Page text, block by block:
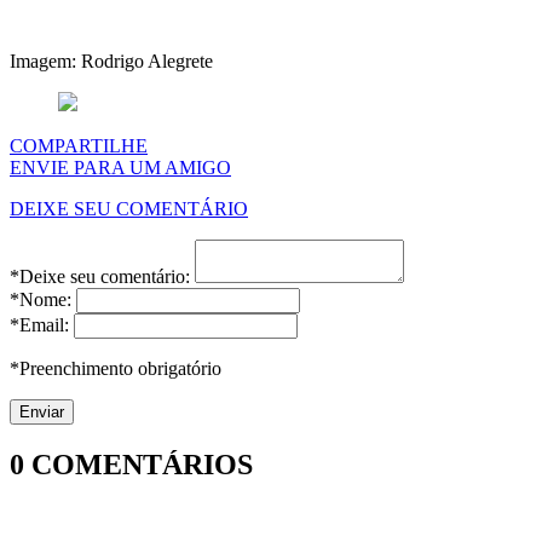
Imagem: Rodrigo Alegrete
COMPARTILHE
ENVIE PARA UM AMIGO
DEIXE SEU COMENTÁRIO
*Deixe seu comentário:
*Nome:
*Email:
*Preenchimento obrigatório
0 COMENTÁRIOS